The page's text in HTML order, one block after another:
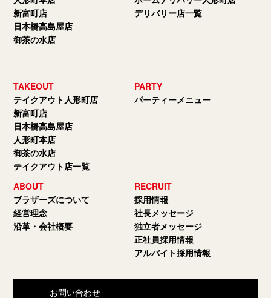
新富町店
日本橋高島屋店
御茶の水店
デリバリー店一覧
TAKEOUT
テイクアウト人形町店
新富町店
日本橋高島屋店
人形町本店
御茶の水店
テイクアウト店一覧
PARTY
パーティーメニュー
ABOUT
ブラザーズについて
経営理念
沿革・会社概要
RECRUIT
採用情報
社長メッセージ
独立者メッセージ
正社員採用情報
アルバイト採用情報
お問い合わせ